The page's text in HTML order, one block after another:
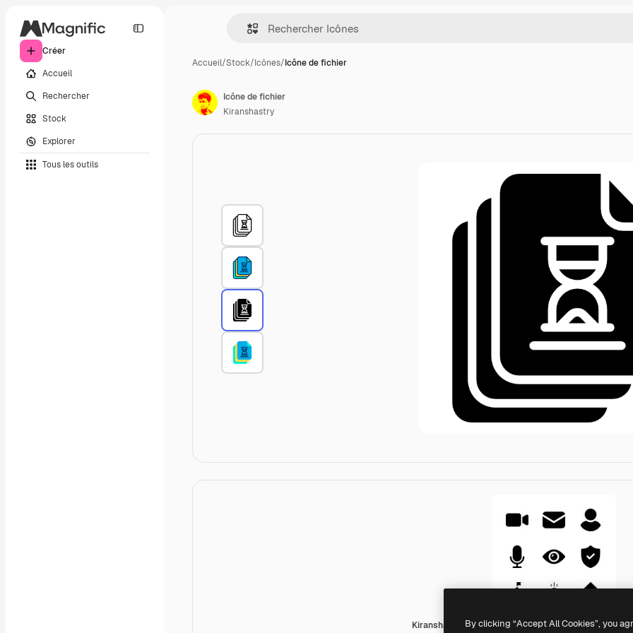
Créer
Accueil
Rechercher
Stock
Explorer
Tous les outils
Accueil/Stock/Icônes/Icône de fichier
Kiranshastry Solid
Icône de fichier
Kiranshastry
By clicking “Accept All Cookies”, you